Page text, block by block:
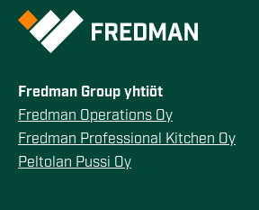
Fredman Group yhtiöt
Fredman Operations Oy
Fredman Professional Kitchen Oy
Peltolan Pussi Oy